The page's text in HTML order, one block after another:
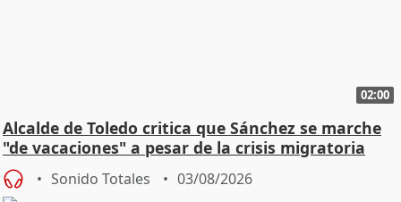
02:00
Alcalde de Toledo critica que Sánchez se marche
"de vacaciones" a pesar de la crisis migratoria
Sonido Totales 03/08/2026